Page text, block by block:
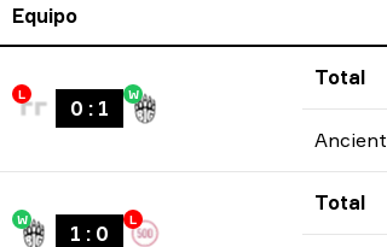
Equipo
L
0 : 1
W
Total
Ancient
W
1 : 0
L
Total